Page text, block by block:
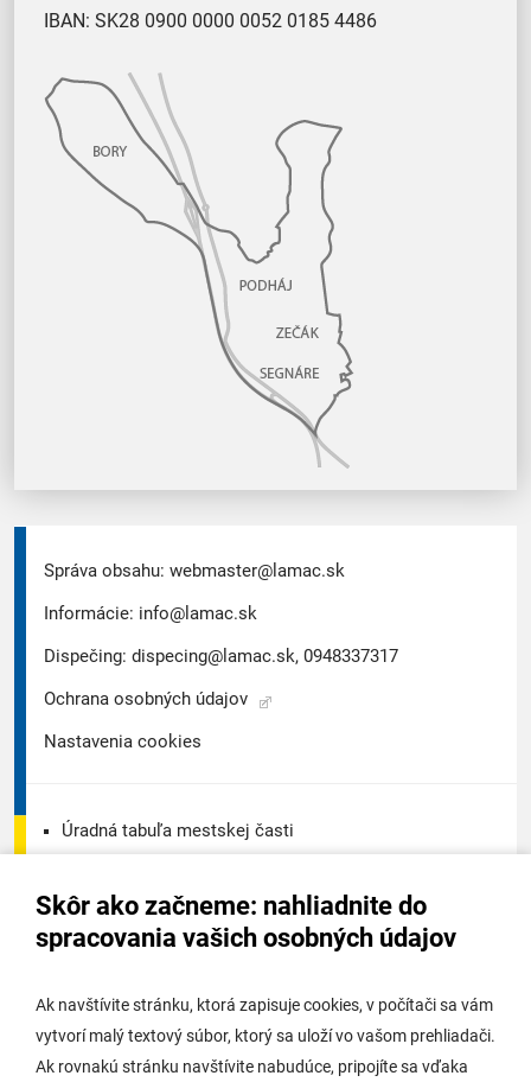
Skôr ako začneme: nahliadnite do
spracovania vašich osobných údajov
Ak navštívite stránku, ktorá zapisuje cookies, v počítači sa vám
vytvorí malý textový súbor, ktorý sa uloží vo vašom prehliadači.
Ak rovnakú stránku navštívite nabudúce, pripojíte sa vďaka
IBAN: SK28 0900 0000 0052 0185 4486
Správa obsahu: webmaster@lamac.sk
Informácie: info@lamac.sk
Dispečing: dispecing@lamac.sk, 0948337317
Ochrana osobných údajov
Nastavenia cookies
Úradná tabuľa mestskej časti
Úradná tabuľa stavebného úradu
Potrebujem vybaviť